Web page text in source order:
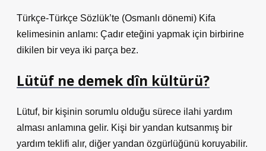
Türkçe-Türkçe Sözlük’te (Osmanlı dönemi) Kifa
kelimesinin anlamı: Çadır eteğini yapmak için birbirine
dikilen bir veya iki parça bez.
Lütüf ne demek dîn kültürü?
Lütuf, bir kişinin sorumlu olduğu sürece ilahi yardım
alması anlamına gelir. Kişi bir yandan kutsanmış bir
yardım teklifi alır, diğer yandan özgürlüğünü koruyabilir.